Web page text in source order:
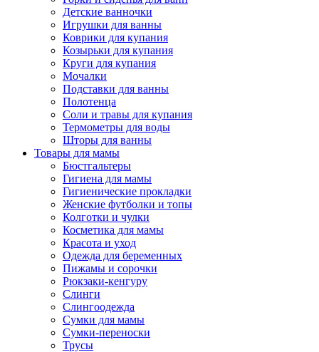
Детские ванночки
Игрушки для ванны
Коврики для купания
Козырьки для купания
Круги для купания
Мочалки
Подставки для ванны
Полотенца
Соли и травы для купания
Термометры для воды
Шторы для ванны
Товары для мамы
Бюстгальтеры
Гигиена для мамы
Гигиенические прокладки
Женские футболки и топы
Колготки и чулки
Косметика для мамы
Красота и уход
Одежда для беременных
Пижамы и сорочки
Рюкзаки-кенгуру
Слинги
Слингоодежда
Сумки для мамы
Сумки-переноски
Трусы